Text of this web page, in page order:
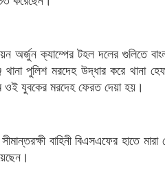
অর্জুন ক্যাম্পের টহল দলের গুলিতে
পুলিশ মরদেহ উদ্ধার করে থানা
ওই যুবকের মরদেহ ফেরত দেয়া হয়।
বাহিনী বিএসএফের হাতে মারা